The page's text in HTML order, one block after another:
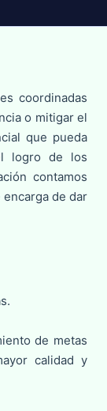
coordinadas
o mitigar el
que pueda
logro de los
contamos
encarga de dar
de metas
calidad y